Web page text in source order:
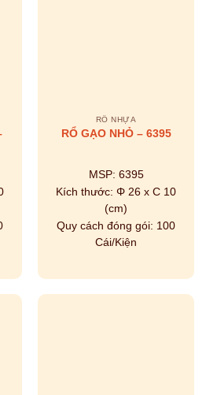
RỔ NHỰA
RỔ GẠO NHỎ – 6395
MSP: 6395
Kích thước: Φ 26 x C 10
(cm)
Quy cách đóng gói: 100
Cái/Kiện